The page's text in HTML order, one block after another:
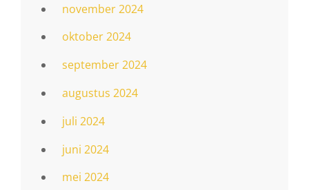
november 2024
oktober 2024
september 2024
augustus 2024
juli 2024
juni 2024
mei 2024